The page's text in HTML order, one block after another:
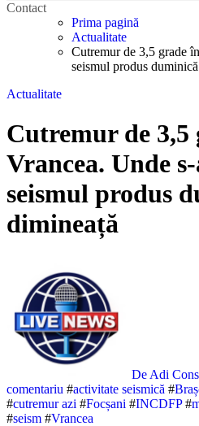
Contact
Prima pagină
Actualitate
Cutremur de 3,5 grade
seismul produs
Actualitate
Cutremur de 3,5
Vrancea. Unde
seismul produs
dimineață
De Adi
comentariu #activitate seismică #
#cutremur azi #Focșani #INCDFP#
#seism #Vrancea